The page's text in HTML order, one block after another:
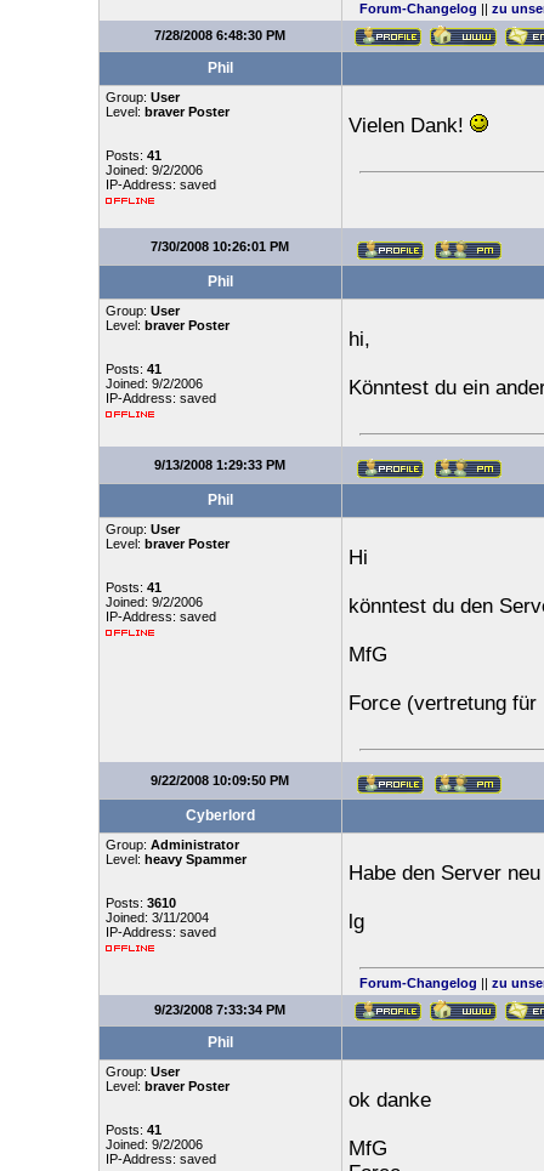
Forum-Changelog || zu
7/28/2008 6:48:30 PM
Phil
Group: User
Level: braver Poster
Posts: 41
Joined: 9/2/2006
IP-Address: saved
Vielen Dank!
7/30/2008 10:26:01 PM
Phil
Group: User
Level: braver Poster
Posts: 41
Joined: 9/2/2006
IP-Address: saved
hi,
Könntest du ein
9/13/2008 1:29:33 PM
Phil
Group: User
Level: braver Poster
Posts: 41
Joined: 9/2/2006
IP-Address: saved
Hi
könntest du den
MfG
Force (vertretung für
9/22/2008 10:09:50 PM
Cyberlord
Group: Administrator
Level: heavy Spammer
Posts: 3610
Joined: 3/11/2004
IP-Address: saved
Habe den Server
lg
Forum-Changelog || zu
9/23/2008 7:33:34 PM
Phil
Group: User
Level: braver Poster
Posts: 41
Joined: 9/2/2006
IP-Address: saved
ok danke
MfG